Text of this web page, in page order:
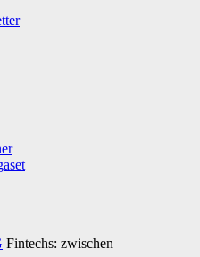
Fintechs: zwischen